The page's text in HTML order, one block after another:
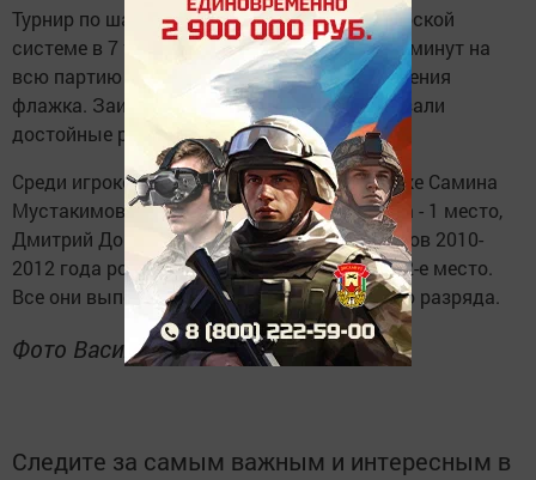
Турнир по шахматам состоялся по швейцарской
системе в 7 туров. Контроль времени по 10 минут на
всю партию каждому из соперников до падения
флажка. Заинские юные шахматисты показали
достойные результаты.
Среди игроков 2013 года рождения и моложе Самина
Мустакимова набрала 9 очков из 9 и заняла - 1 место,
Дмитрий Дорофеев на 2 месте. Среди игроков 2010-
2012 года рождения Богдан Шабаев занял 2-е место.
Все они выполнили норму 3-его юношеского разряда.
Фото Василий Васильев
Следите за самым важным и интересным в